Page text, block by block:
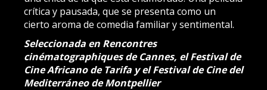
crítica y pausada, que se presenta como un
cierto aroma de comedia familiar y sentimental.
Seleccionada en Rencontres
cinématographiques de Cannes, el Festival de
Cine Africano de Tarifa y el Festival de Cine del
Mediterráneo de Montpellier